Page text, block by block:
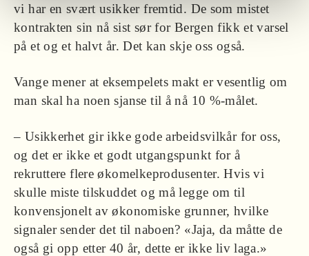
vi har en svært usikker fremtid. De som mistet
kontrakten sin nå sist sør for Bergen fikk et varsel
på et og et halvt år. Det kan skje oss også.
Vange mener at eksempelets makt er vesentlig om
man skal ha noen sjanse til å nå 10 %-målet.
– Usikkerhet gir ikke gode arbeidsvilkår for oss,
og det er ikke et godt utgangspunkt for å
rekruttere flere økomelkeprodusenter. Hvis vi
skulle miste tilskuddet og må legge om til
konvensjonelt av økonomiske grunner, hvilke
signaler sender det til naboen? «Jaja, da måtte de
også gi opp etter 40 år, dette er ikke liv laga.»